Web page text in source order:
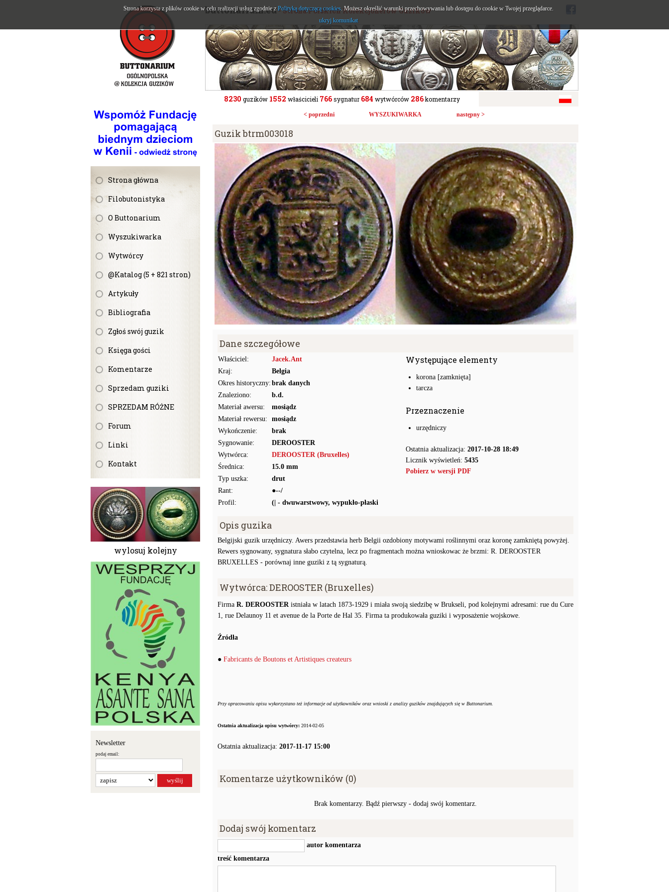
Strona główna
Filobutonistyka
O Buttonarium
Wyszukiwarka
Wytwórcy
@Katalog (5 + 821 stron)
Artykuły
Bibliografia
Zgłoś swój guzik
Księga gości
Komentarze
Sprzedam guziki
SPRZEDAM RÓŻNE
Forum
Linki
Kontakt
wylosuj kolejny
Newsletter
podaj email:
buttonarium.eu- Strona Polskich Kolekcjonerów Guzików
8230 guzików 1552 właścicieli 766sygnatur684 wytwórców 286komentarzy
< poprzedni WYSZUKIWARKA następny >
Guzik btrm003018
Dane szczegółowe
Właściciel:
Jacek.Ant
Kraj:
Belgia
Okres historyczny: brak danych
Znaleziono:
b.d.
Materiał awersu:
mosiądz
Materiał rewersu:
mosiądz
Wykończenie:
brak
Sygnowanie:
DEROOSTER
Wytwórca:
DEROOSTER (Bruxelles)
Średnica:
15.0 mm
Typ uszka:
drut
Rant:
●--/
Profil:
(| - dwuwarstwowy, wypukło-płaski
Występujące elementy
korona [zamknięta]
tarcza
Przeznaczenie
urzędniczy
Ostatnia aktualizacja: 2017-10-28 18:49
Licznik wyświetleń: 5435
Pobierz w wersji PDF
Opis guzika
Belgijski guzik urzędniczy. Awers przedstawia herb Belgii ozdobiony motywami roślinnymi oraz koronę zamkniętą powyżej.
Rewers sygnowany, sygnatura słabo czytelna, lecz po fragmentach można wnioskowac że brzmi: R. DEROOSTER
BRUXELLES - porównaj inne guziki z tą sygnaturą.
Wytwórca: DEROOSTER (Bruxelles)
Firma R. DEROOSTERistniała w latach 1873-1929 i miała swoją siedzibę w Brukseli, pod kolejnymi adresami: rue du Cure
1, rue Delaunoy 11 et avenue de la Porte de Hal 35. Firma ta produkowała guziki i wyposażenie wojskowe.
Źródła
● Fabricants de Boutons et Artistiques createurs
Przy opracowaniu opisu wykorzystano też informacje od użytkowników oraz wnioski z analizy guzików znajdujących się w Buttonarium.
Ostatnia aktualizacja opisu wytwórcy: 2014-02-05
Ostatnia aktualizacja: 2017-11-17 15:00
Komentarze użytkowników (0)
Brak komentarzy. Bądź pierwszy - dodaj swój komentarz.
Dodaj swój komentarz
autor komentarza
treść komentarza
Strona korzysta z plików cookie w celu realizacji usług zgodnie z Polityką dotyczącą cookies. Możesz określić warunki przechowywania lub dostępu do cookie w Twojej przeglądarce.
ukryj komunikat